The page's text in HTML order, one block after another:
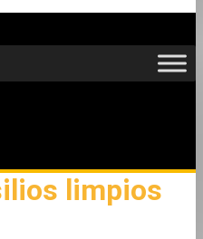
limpios